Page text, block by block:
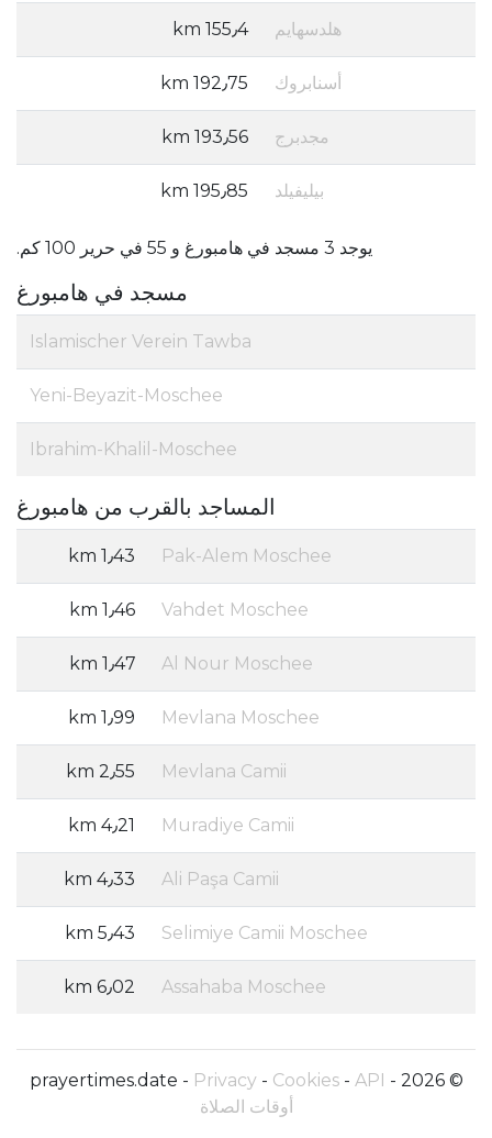
هلدسهايم 155٫4 km
أسنابروك 192٫75 km
مجدبرج 193٫56 km
بيليفيلد 195٫85 km
يوجد 3 مسجد في هامبورغ و 55 في حرير 100 كم.
مسجد في هامبورغ
Islamischer Verein Tawba
Yeni-Beyazit-Moschee
Ibrahim-Khalil-Moschee
المساجد بالقرب من هامبورغ
Pak-Alem Moschee 1٫43 km
Vahdet Moschee 1٫46 km
Al Nour Moschee 1٫47 km
Mevlana Moschee 1٫99 km
Mevlana Camii 2٫55 km
Muradiye Camii 4٫21 km
Ali Paşa Camii 4٫33 km
Selimiye Camii Moschee 5٫43 km
Assahaba Moschee 6٫02 km
© 2026 - prayertimes.date -
Privacy- Cookies- API
أوقات الصلاة